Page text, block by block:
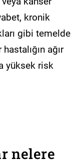
kronik
gibi temelde
ağır
yüksek risk
nelere